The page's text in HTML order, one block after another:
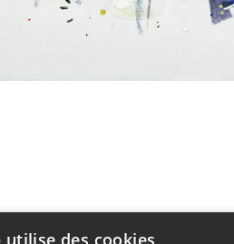
utilise des cookies